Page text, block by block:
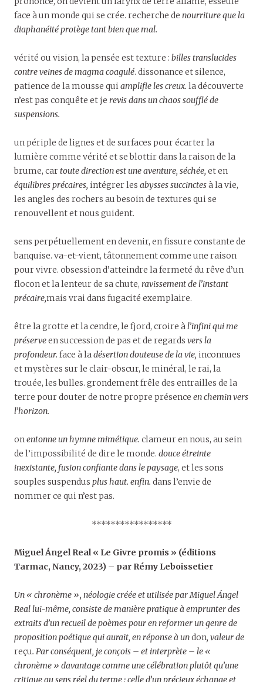
face à un monde qui se crée. recherche de nourriture que la
diaphanéité protège tant bien que mal.
vérité ou vision, la pensée est texture : billes translucides
contre veines de magma coagulé. dissonance et silence,
patience de la mousse quiamplifie les creux. la découverte
n’est pas conquête et je revis dans un chaos soufflé de
suspensions.
un périple de lignes et de surfaces pour écarter la
lumière comme vérité et se blottir dans la raison de la
brume, cartoute direction est une aventure, séchée, et en
équilibres précaires, intégrer les abysses succinctesà la vie,
les angles des rochers au besoin de textures qui se
renouvellent et nous guident.
sens perpétuellement en devenir, en fissure constante de
banquise. va-et-vient, tâtonnement comme une raison
pour vivre. obsession d’atteindre la fermeté du rêve d’un
flocon et la lenteur de sa chute, ravissement de l’instant
précaire,mais vrai dans fugacité exemplaire.
être la grotte et la cendre, le fjord, croire àl’infini qui me
préserveen succession de pas et de regards vers la
profondeur. face à ladésertion douteuse de la vie, inconnues
et mystères sur le clair-obscur, le minéral, le rai, la
trouée, les bulles. grondement frêle des entrailles de la
terre pour douter de notre propre présence en chemin vers
l’horizon.
onentonne un hymne mimétique. clameur en nous, au sein
de l’impossibilité de dire le monde. douce étreinte
inexistante, fusion confiante dans le paysage, et les sons
souples suspendus plus haut. enfin. dans l’envie de
nommer ce qui n’est pas.
*****************
Miguel Ángel Real « Le Givre promis » (éditions
Tarmac, Nancy, 2023) – par Rémy Leboissetier
Un « chronème », néologie créée et utilisée par Miguel Ángel
Real lui-même, consiste de manière pratique à emprunter des
extraits d’un recueil de poèmes pour en reformer un genre de
proposition poétique qui aurait, en réponse à undon, valeur de
reçu. Par conséquent, je conçois – et interprète – le «
chronème » davantage comme une célébration plutôt qu’une
critique au sens réel du terme : celle d’un précieux échange et